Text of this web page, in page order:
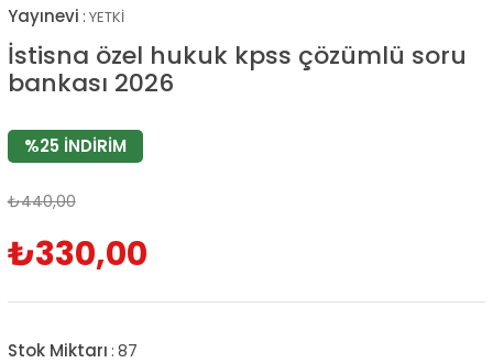
Yayınevi : YETKİ
İstisna özel hukuk kpss çözümlü soru
bankası 2026
%25 İNDIRIM
₺440,00
₺330,00
Stok Miktarı : 87